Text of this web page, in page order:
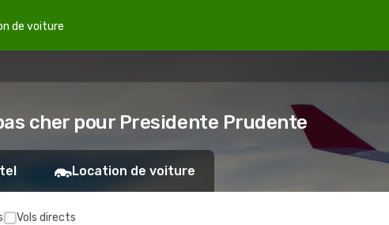
de voiture
cher pour Presidente Prudente
Location de voiture
Vols directs